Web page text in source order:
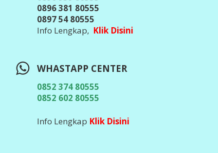
Teliti Banyak Hacker Telegram, Jangan
Pernah Kirim Kode OTP / Verifikasi /
Password ke Siapapun)
DOWNLOAD APLIKASI